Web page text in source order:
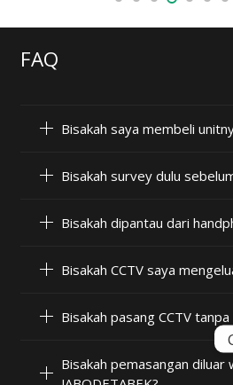
FAQ
Bisakah saya membeli
Bisakah survey dulu
Bisakah dipantau dari
Bisakah CCTV saya
Bisakah pasang CCTV
Bisakah pemasangan diluar